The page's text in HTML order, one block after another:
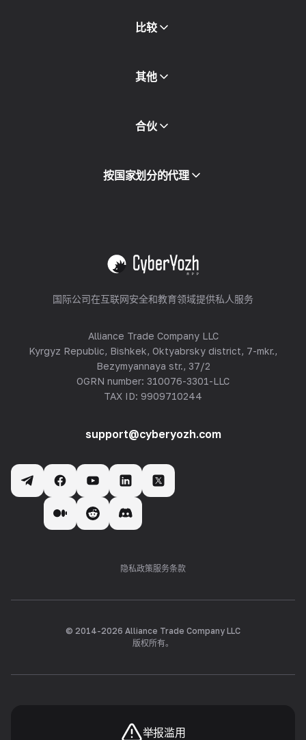
免费书
比较
其他
API访问
集成
合伙
合作伙伴计划
转售
按国家划分的代理
查看全部
国际公司在互联网安全和教育领域提供私人服务
Alliance Trade Company LLC
Kyrgyz Republic, Bishkek, Oktyabrsky district, 7-mkr.,
Bezymyannaya str., 37/2
OGRN number: 310076-3301-LLC
TAX ID: 9909710244
support@cyberyozh.com
隐私政策服务条款
© 2014-2026 Alliance Trade Company LLC
版权所有。
举报滥用